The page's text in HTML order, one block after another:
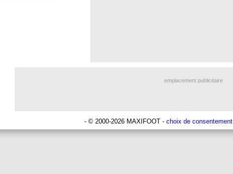
emplacement publicitaire
- © 2000-2026 MAXIFOOT - choix de consentement